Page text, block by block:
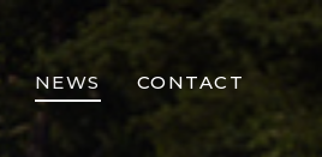
NEWS CONTACT